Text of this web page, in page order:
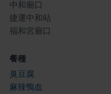
中和廟口
捷運中和站
福和宮廟口
餐種
臭豆腐
麻辣鴨血